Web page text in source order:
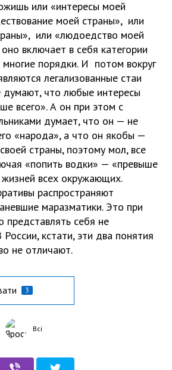
или «интересы моей
моей страны», или
или «людоедство моей
включает в себя категории
порядки. И потом вокруг
легализованные стаи
думают, что любые интересы
всего». А он при этом с
думает, что он — не
«народа», а что он якобы —
страны, поэтому мол, все
«попить водки» — «превыше
всех окружающих.
распространяют
маразматики. Это при
представлять себя не
кстати, эти два понятия
не отличают.
3
Всі